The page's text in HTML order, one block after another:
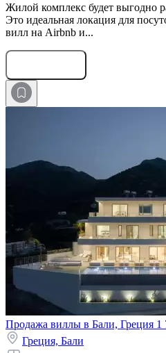
Жилой комплекс будет выгодно
Это идеальная локация для
вилл на Airbnb и...
Продажа виллы в Бали, Греция 1
Греция, Бали